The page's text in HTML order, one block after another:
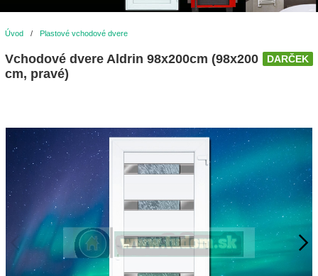
Úvod / Plastové vchodové dvere
DARČEK
Vchodové dvere Aldrin 98x200cm (98x200
cm, pravé)